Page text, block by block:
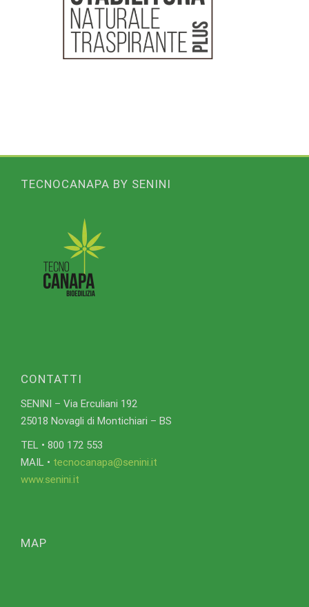
TECNOCANAPA BY SENINI
CONTATTI
SENINI – Via Erculiani 192
25018 Novagli di Montichiari – BS
TEL • 800 172 553
MAIL • tecnocanapa@senini.it
www.senini.it
MAP